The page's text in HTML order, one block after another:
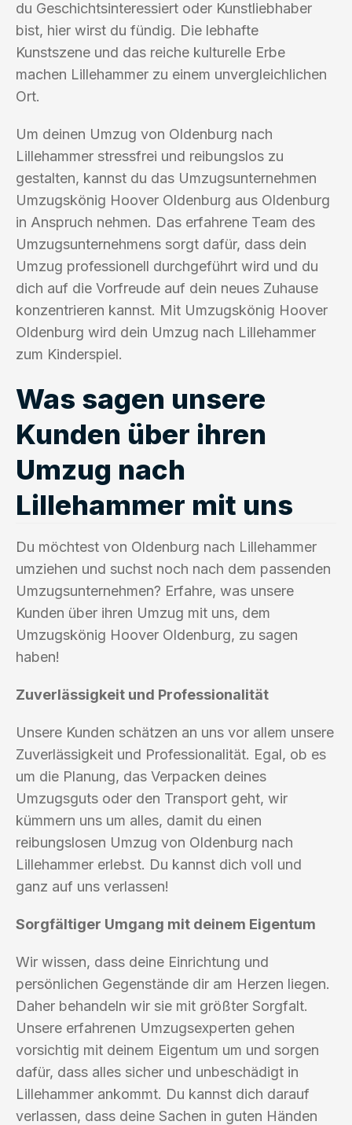
du Geschichtsinteressiert oder Kunstliebhaber
bist, hier wirst du fündig. Die lebhafte
Kunstszene und das reiche kulturelle Erbe
machen Lillehammer zu einem unvergleichlichen
Ort.
Um deinen Umzug von Oldenburg nach
Lillehammer stressfrei und reibungslos zu
gestalten, kannst du das Umzugsunternehmen
Umzugskönig Hoover Oldenburg aus Oldenburg
in Anspruch nehmen. Das erfahrene Team des
Umzugsunternehmens sorgt dafür, dass dein
Umzug professionell durchgeführt wird und du
dich auf die Vorfreude auf dein neues Zuhause
konzentrieren kannst. Mit Umzugskönig Hoover
Oldenburg wird dein Umzug nach Lillehammer
zum Kinderspiel.
Was sagen unsere
Kunden über ihren
Umzug nach
Lillehammer mit uns
Du möchtest von Oldenburg nach Lillehammer
umziehen und suchst noch nach dem passenden
Umzugsunternehmen? Erfahre, was unsere
Kunden über ihren Umzug mit uns, dem
Umzugskönig Hoover Oldenburg, zu sagen
haben!
Zuverlässigkeit und Professionalität
Unsere Kunden schätzen an uns vor allem unsere
Zuverlässigkeit und Professionalität. Egal, ob es
um die Planung, das Verpacken deines
Umzugsguts oder den Transport geht, wir
kümmern uns um alles, damit du einen
reibungslosen Umzug von Oldenburg nach
Lillehammer erlebst. Du kannst dich voll und
ganz auf uns verlassen!
Sorgfältiger Umgang mit deinem Eigentum
Wir wissen, dass deine Einrichtung und
persönlichen Gegenstände dir am Herzen liegen.
Daher behandeln wir sie mit größter Sorgfalt.
Unsere erfahrenen Umzugsexperten gehen
vorsichtig mit deinem Eigentum um und sorgen
dafür, dass alles sicher und unbeschädigt in
Lillehammer ankommt. Du kannst dich darauf
verlassen, dass deine Sachen in guten Händen